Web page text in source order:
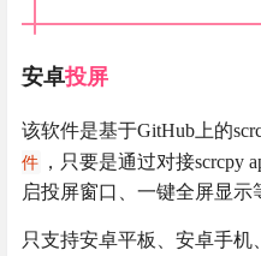
安卓投屏
该软件是基于GitHub上的
件 ，只要是通过对接scrcpy
启投屏窗口、一键全屏显示
只支持安卓平板、安卓手机